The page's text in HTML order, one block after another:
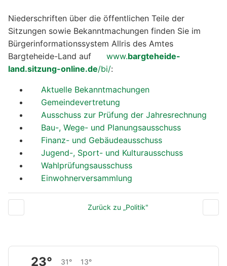
Niederschriften über die öffentlichen Teile der
Sitzungen sowie Bekanntmachungen finden Sie im
Bürgerinformationssystem Allris des Amtes
Bargteheide-Land auf
www.bargteheide-
land.sitzung-online.de/bi/:
Aktuelle Bekanntmachungen
Gemeindevertretung
Ausschuss zur Prüfung der Jahresrechnung
Bau-, Wege- und Planungsausschuss
Finanz- und Gebäudeausschuss
Jugend-, Sport- und Kulturausschuss
Wahlprüfungsausschuss
Einwohnerversammlung
Zurück zu „Politik"
23° 31° 13°